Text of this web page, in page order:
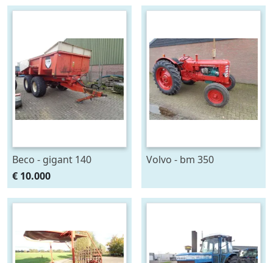
Beco - gigant 140
€ 10.000
Volvo - bm 350